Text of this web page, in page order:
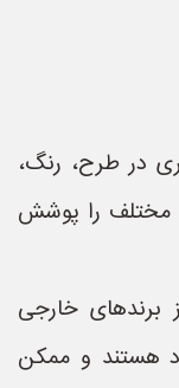
در طرح، رنگ،
مختلف را پوشش
خارجی
هستند و ممکن